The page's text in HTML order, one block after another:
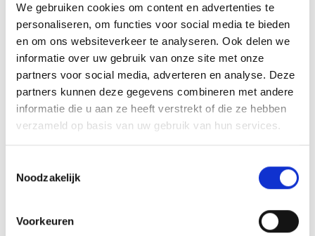
We gebruiken cookies om content en advertenties te
personaliseren, om functies voor social media te bieden
en om ons websiteverkeer te analyseren. Ook delen we
informatie over uw gebruik van onze site met onze
partners voor social media, adverteren en analyse. Deze
partners kunnen deze gegevens combineren met andere
informatie die u aan ze heeft verstrekt of die ze hebben
verzameld op basis van uw gebruik van hun services.
Noodzakelijk
Voorkeuren